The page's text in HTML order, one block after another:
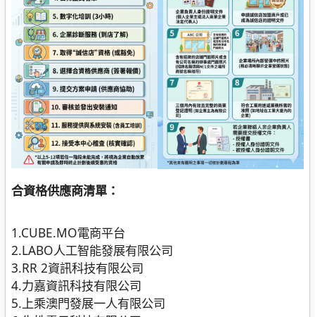
合資格供應商清單：
1.CUBE.MO電商平台
2.LABO人工智能發展有限公司
3.RR 2資訊科技有限公司
4.力嘉資訊科技有限公司
5.上乘澳門發展一人有限公司